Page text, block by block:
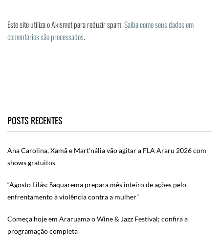
Este site utiliza o Akismet para reduzir spam.Saiba como seus dados em
comentários são processados.
POSTS RECENTES
Ana Carolina, Xamã e Mart’nália vão agitar a FLA Araru 2026 com
shows gratuitos
“Agosto Lilás: Saquarema prepara mês inteiro de ações pelo
enfrentamento à violência contra a mulher”
Começa hoje em Araruama o Wine & Jazz Festival; confira a
programação completa